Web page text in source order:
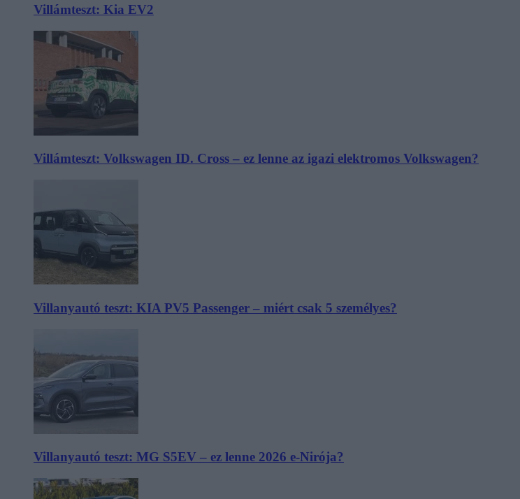
Villámteszt: Kia EV2
Villámteszt: Volkswagen ID. Cross – ez lenne az igazi elektromos Volkswagen?
Villanyautó teszt: KIA PV5 Passenger – miért csak 5 személyes?
Villanyautó teszt: MG S5EV – ez lenne 2026 e-Nirója?